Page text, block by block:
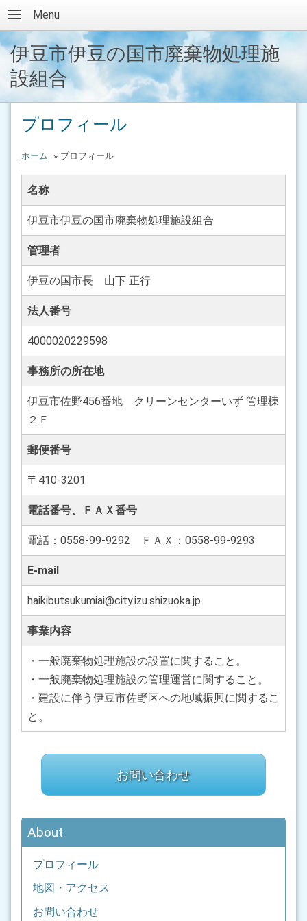
Menu
伊豆市伊豆の国市廃棄物処理施
設組合
プロフィール
ホーム » プロフィール
名称
伊豆市伊豆の国市廃棄物処理施設組合
管理者
伊豆の国市長 山下 正行
法人番号
4000020229598
事務所の所在地
伊豆市佐野456番地 クリーンセンターいず 管理棟
２Ｆ
郵便番号
〒410-3201
電話番号、ＦＡＸ番号
電話：0558-99-9292 ＦＡＸ：0558-99-9293
E-mail
haikibutsukumiai@city.izu.shizuoka.jp
事業内容
・一般廃棄物処理施設の設置に関すること。
・一般廃棄物処理施設の管理運営に関すること。
・建設に伴う伊豆市佐野区への地域振興に関するこ
と。
お問い合わせ
About
プロフィール
地図・アクセス
お問い合わせ